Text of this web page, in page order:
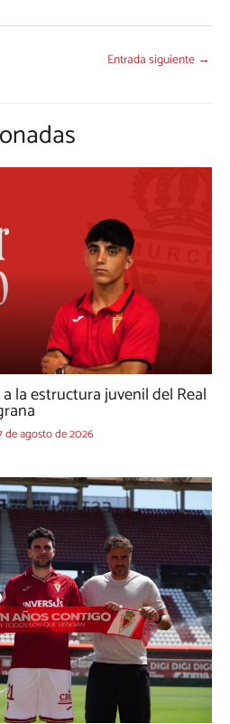
Entrada siguiente →
la estructura juvenil del Real
de agosto de 2026